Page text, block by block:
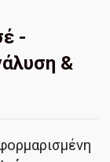
-
&